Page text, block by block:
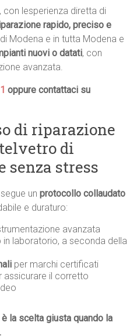
, con lesperienza diretta di
rapido, preciso e
Modena e in tutta Modena e
nuovi o datati, con
avanzata.
oppure contattaci su
di riparazione
di
senza stress
unprotocollo collaudato
e duraturo:
avanzata
in laboratorio, a seconda della
per marchi certificati
assicurare il corretto
la scelta giusta quando la